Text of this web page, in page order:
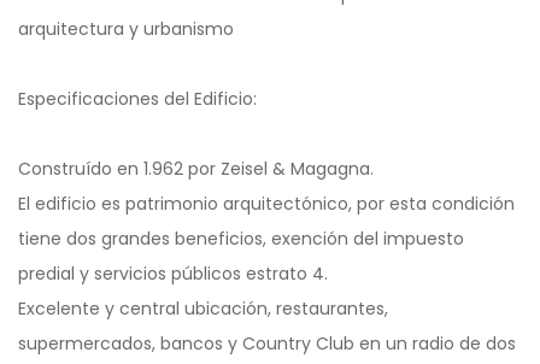
arquitectura y urbanismo
Especificaciones del Edificio:
Construído en 1.962 por Zeisel & Magagna.
El edificio es patrimonio arquitectónico, por esta condición
tiene dos grandes beneficios, exención del impuesto
predial y servicios públicos estrato 4.
Excelente y central ubicación, restaurantes,
supermercados, bancos y Country Club en un radio de dos